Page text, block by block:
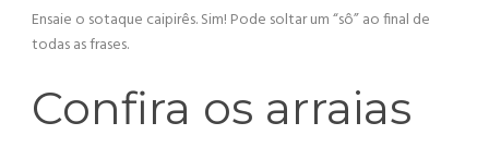
Ensaie o sotaque caipirês. Sim! Pode soltar um “sô” ao final de
todas as frases.
Confira os arraias